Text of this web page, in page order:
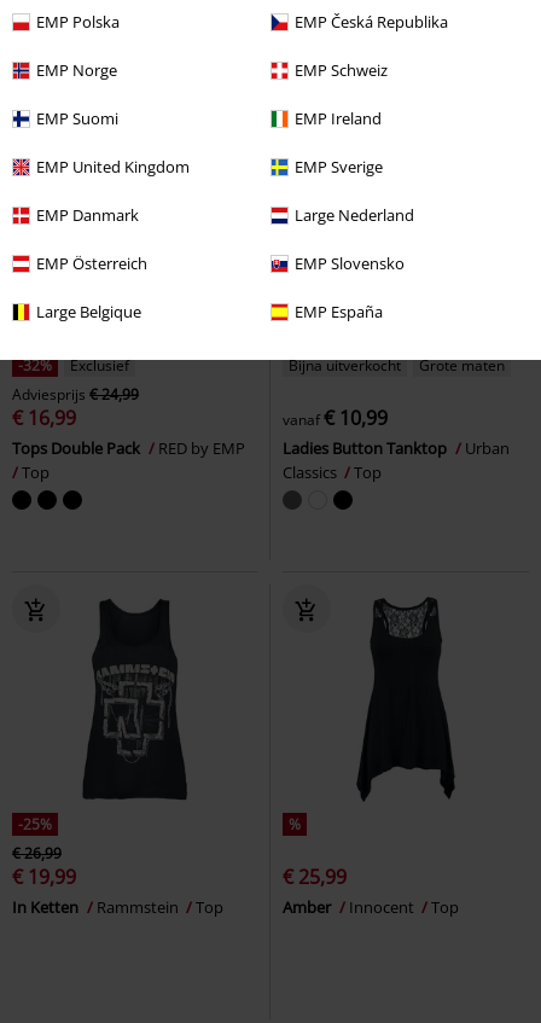
EMP Polska EMP Česká Republika
EMP Norge EMP Schweiz
EMP Suomi EMP Ireland
EMP United Kingdom EMP Sverige
EMP Danmark Large Nederland
EMP Österreich EMP Slovensko
Large Belgique EMP España
Top
-32%
Exclusief
Adviesprijs € 24,99
€ 16,99
Tops Double Pack
RED by EMP
Top
Bijna uitverkocht Grote maten
vanaf€ 10,99
Ladies Button Tanktop
Urban
Classics
Top
-25%
€ 26,99
€ 19,99
In Ketten Rammstein Top
%
€ 25,99
Amber Innocent Top